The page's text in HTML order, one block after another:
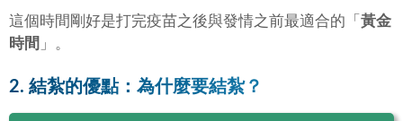
這個時間剛好是打完疫苗之後與發情之前最適合的「 黃金
時間 」。
2. 結紮的優點：為什麼要結紮？